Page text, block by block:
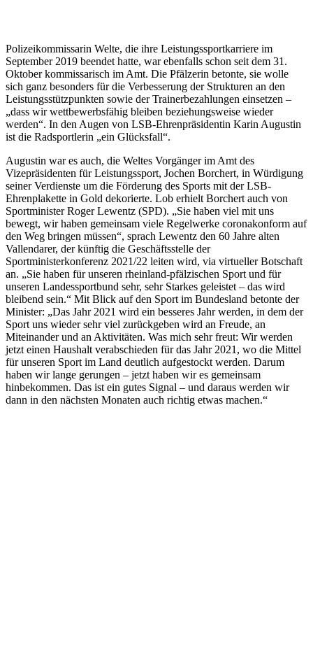
Polizeikommissarin Welte, die ihre Leistungssportkarriere im
September 2019 beendet hatte, war ebenfalls schon seit dem 31.
Oktober kommissarisch im Amt. Die Pfälzerin betonte, sie wolle
sich ganz besonders für die Verbesserung der Strukturen an den
Leistungsstützpunkten sowie der Trainerbezahlungen einsetzen –
„dass wir wettbewerbsfähig bleiben beziehungsweise wieder
werden“. In den Augen von LSB-Ehrenpräsidentin Karin Augustin
ist die Radsportlerin „ein Glücksfall“.
Augustin war es auch, die Weltes Vorgänger im Amt des
Vizepräsidenten für Leistungssport, Jochen Borchert, in Würdigung
seiner Verdienste um die Förderung des Sports mit der LSB-
Ehrenplakette in Gold dekorierte. Lob erhielt Borchert auch von
Sportminister Roger Lewentz (SPD). „Sie haben viel mit uns
bewegt, wir haben gemeinsam viele Regelwerke coronakonform auf
den Weg bringen müssen“, sprach Lewentz den 60 Jahre alten
Vallendarer, der künftig die Geschäftsstelle der
Sportministerkonferenz 2021/22 leiten wird, via virtueller Botschaft
an. „Sie haben für unseren rheinland-pfälzischen Sport und für
unseren Landessportbund sehr, sehr Starkes geleistet – das wird
bleibend sein.“ Mit Blick auf den Sport im Bundesland betonte der
Minister: „Das Jahr 2021 wird ein besseres Jahr werden, in dem der
Sport uns wieder sehr viel zurückgeben wird an Freude, an
Miteinander und an Aktivitäten. Was mich sehr freut: Wir werden
jetzt einen Haushalt verabschieden für das Jahr 2021, wo die Mittel
für unseren Sport im Land deutlich aufgestockt werden. Darum
haben wir lange gerungen – jetzt haben wir es gemeinsam
hinbekommen. Das ist ein gutes Signal – und daraus werden wir
dann in den nächsten Monaten auch richtig etwas machen.“